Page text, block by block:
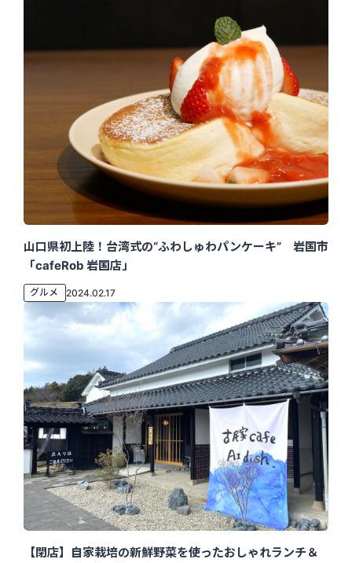
山口県初上陸！台湾式の“ふわしゅわパンケーキ” 岩国市
「cafeRob 岩国店」
グルメ 2024.02.17
【閉店】自家栽培の新鮮野菜を使ったおしゃれランチ＆